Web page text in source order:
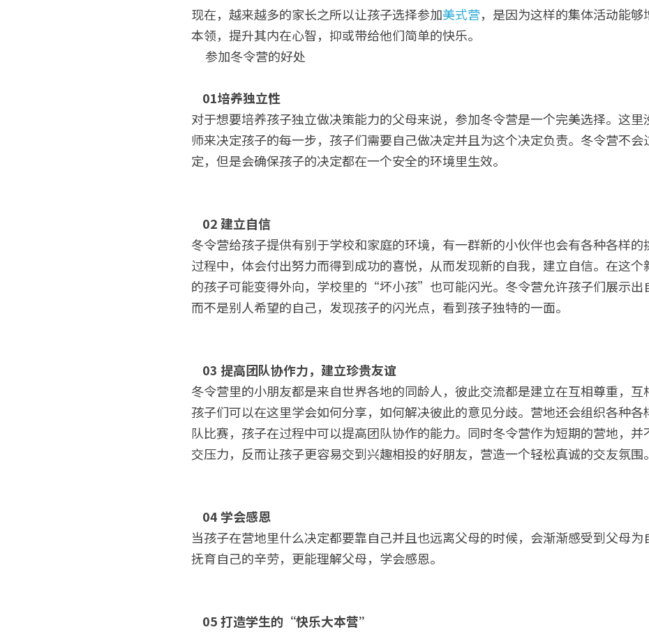
现在，越来越多的家长之所以让孩子选择参加美式营，是因为这样的集体活动能
本领，提升其内在心智，抑或带给他们简单的快乐。
     参加冬令营的好处
01培养独立性
对于想要培养孩子独立做决策能力的父母来说，参加冬令营是一个完美选择。这里
师来决定孩子的每一步，孩子们需要自己做决定并且为这个决定负责。冬令营不会
定，但是会确保孩子的决定都在一个安全的环境里生效。
02 建立自信
冬令营给孩子提供有别于学校和家庭的环境，有一群新的小伙伴也会有各种各样的
过程中，体会付出努力而得到成功的喜悦，从而发现新的自我，建立自信。在这个
的孩子可能变得外向，学校里的“坏小孩”也可能闪光。冬令营允许孩子们展示出
而不是别人希望的自己，发现孩子的闪光点，看到孩子独特的一面。
03 提高团队协作力，建立珍贵友谊
冬令营里的小朋友都是来自世界各地的同龄人，彼此交流都是建立在互相尊重，互
孩子们可以在这里学会如何分享，如何解决彼此的意见分歧。营地还会组织各种各
队比赛，孩子在过程中可以提高团队协作的能力。同时冬令营作为短期的营地，并
交压力，反而让孩子更容易交到兴趣相投的好朋友，营造一个轻松真诚的交友氛围。
04 学会感恩
当孩子在营地里什么决定都要靠自己并且也远离父母的时候，会渐渐感受到父母为
抚育自己的辛劳，更能理解父母，学会感恩。
05 打造学生的“快乐大本营”